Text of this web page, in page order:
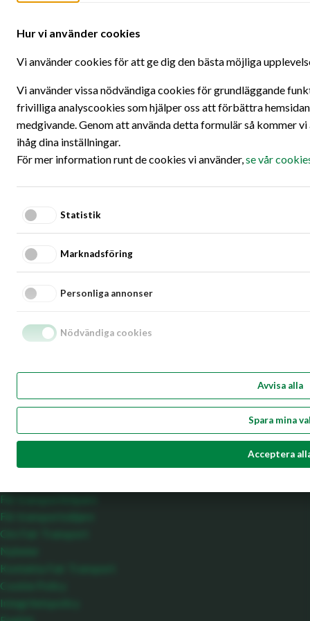
Oops!
We did not find what you were looking for.
Perhaps you should go to thestart pageand see if you can find
what you're looking for there!
- Thanks!
Fair Transport
En hållbar utveckling av transportsektorn är branschens
affärer. Fair Transport är hållbarhetscertifieringen för
utveckling av transportnäringen. Fair Transport hjälper
transportköpare att välja rätt och stärker samtidigt seriösa,
ansvarstagande åkeriföretag i en allt hårdare konkurrens. En
hållbar affär är ansvarsfull, klimatsmart och trafiksäker.
För transportköpare
För transportsäljare
Om Fair Transport
Nyheter
Kontakta Fair Transport
Cookie Policy
Integritetspolicy
Hur vi använder cookies
Vi använder cookies för att ge dig den bästa möjliga
Vi använder vissa nödvändiga cookies för grundläggande
frivilliga analyscookies som hjälper oss att förbättra
medgivande. Genom att använda detta formulär så kommer
ihåg dina inställningar.
För mer information runt de cookies vi använder,se vår
Statistik
Marknadsföring
Personliga annonser
Nödvändiga cookies
Avvisa alla
Spara mina
Acceptera